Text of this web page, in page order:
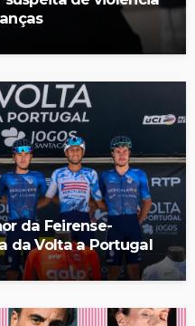
da Feirense-
da Volta a Portugal